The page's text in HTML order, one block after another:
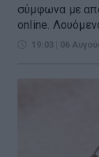
σύμφωνα με
online.
19:03 | 06